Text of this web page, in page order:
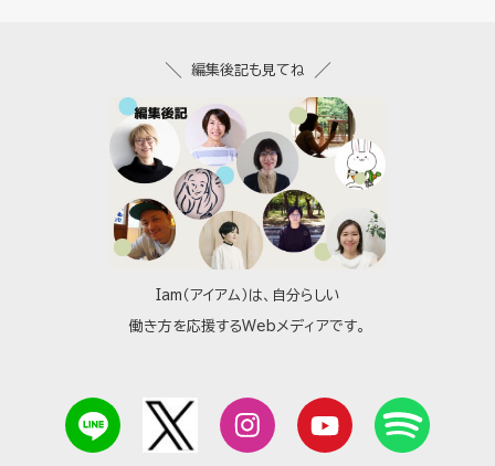
Iam（アイアム）は、自分らしい
働き方を応援するWebメディアです。
編集後記も見てね